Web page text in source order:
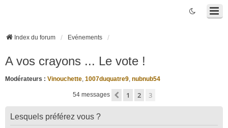
Index du forum Evénements
A vos crayons ... Le vote !
Modérateurs : Vinouchette, 1007duquatre9, nubnub54
54 messages Précédente
1 2 3
Lesquels préférez vous ?